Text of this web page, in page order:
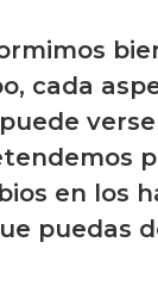
cada
en los
puedas